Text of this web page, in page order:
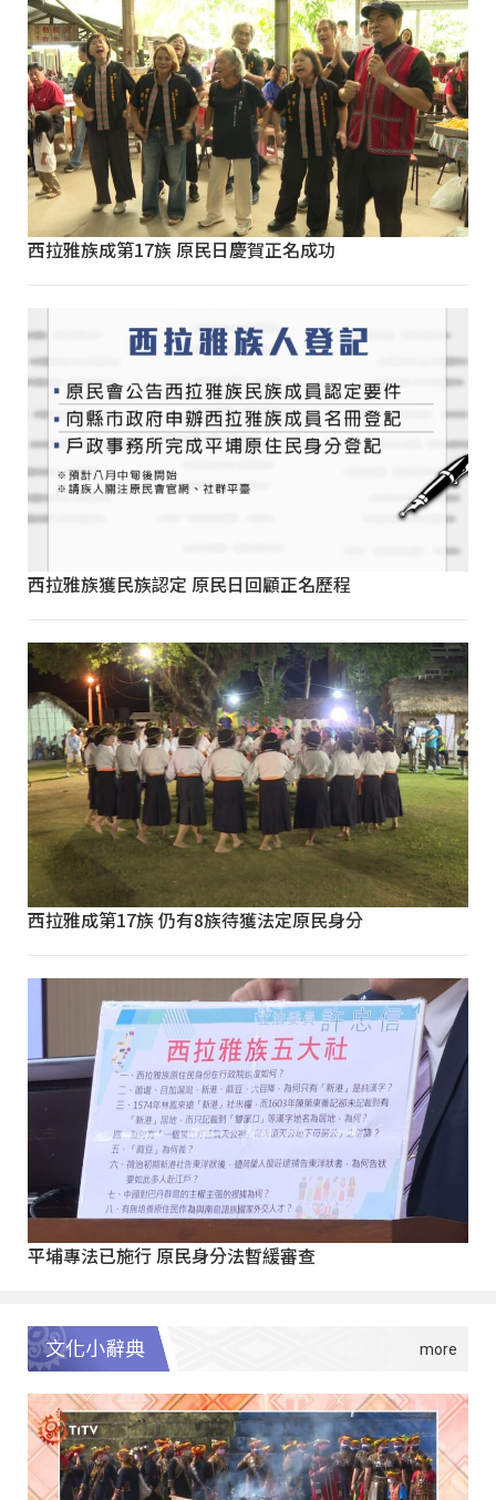
西拉雅族成第17族 原民日慶賀正名成功
西拉雅族獲民族認定 原民日回顧正名歷程
西拉雅成第17族 仍有8族待獲法定原民身分
平埔專法已施行 原民身分法暫緩審查
文化小辭典